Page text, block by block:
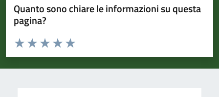
Quanto sono chiare le informazioni su questa
pagina?
Valuta da 1 a 5 stelle la pagina
Valuta 5 stelle su 5
Valuta 4 stelle su 5
Valuta 3 stelle su 5
Valuta 2 stelle su 5
Valuta 1 stelle su 5